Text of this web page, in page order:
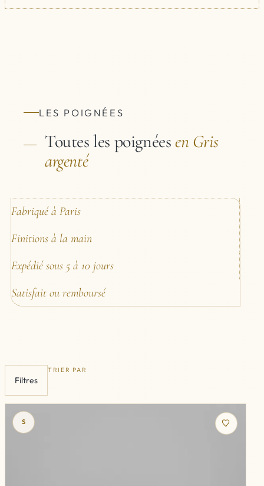
LES POIGNÉES
Toutes les poignéesen Gris
argenté
Fabriqué à Paris
Finitions à la main
Expédié sous 5 à 10 jours
Satisfait ou remboursé
Filtres
TRIER PAR
S